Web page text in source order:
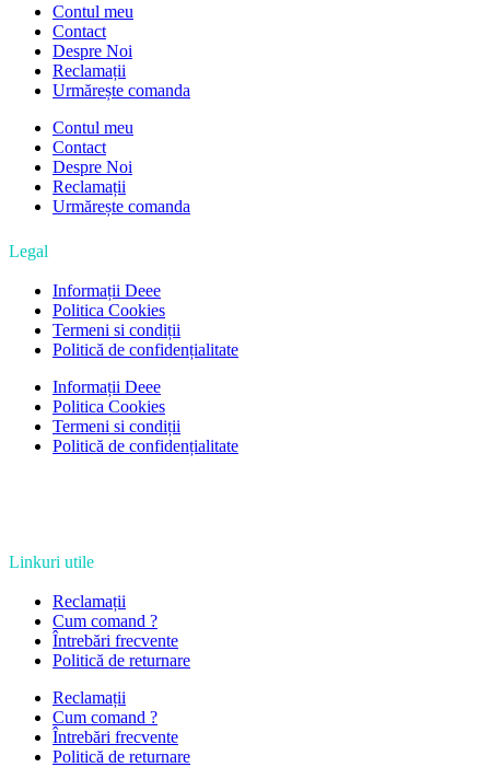
Contul meu
Contact
Despre Noi
Reclamații
Urmărește comanda
Contul meu
Contact
Despre Noi
Reclamații
Urmărește comanda
Legal
Informații Deee
Politica Cookies
Termeni si condiții
Politică de confidențialitate
Informații Deee
Politica Cookies
Termeni si condiții
Politică de confidențialitate
Linkuri utile
Reclamații
Cum comand ?
Întrebări frecvente
Politică de returnare
Reclamații
Cum comand ?
Întrebări frecvente
Politică de returnare